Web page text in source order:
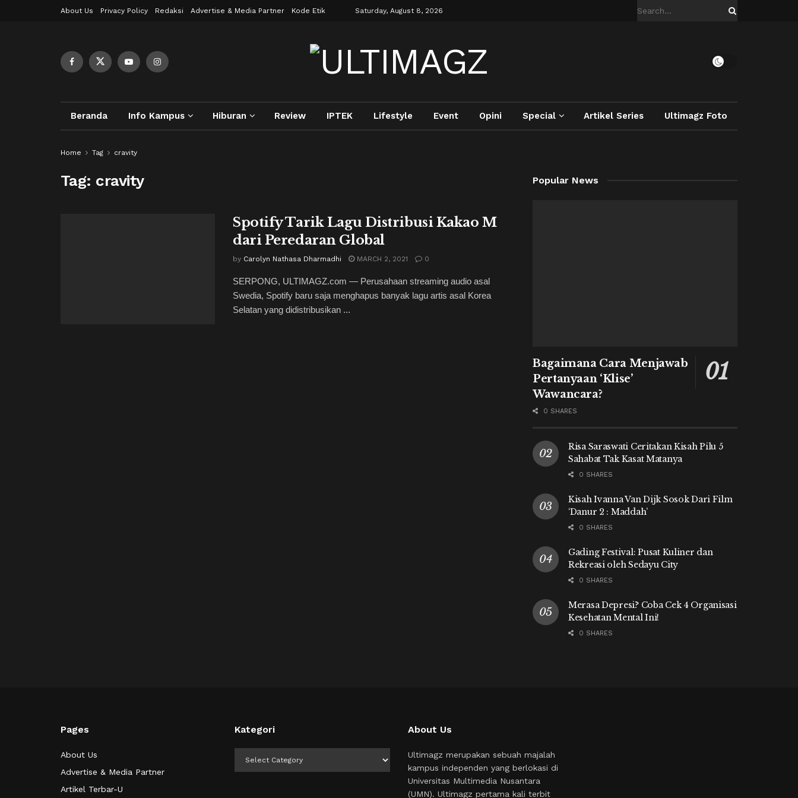
About Us Privacy Policy Redaksi Advertise & Media Partner Kode Etik Saturday, August 8, 2026
Beranda Info Kampus Hiburan Review IPTEK Lifestyle Event Opini Special Artikel Series Ultimagz Foto
Home Tag cravity
Tag: cravity
Spotify Tarik Lagu Distribusi Kakao M
dari Peredaran Global
by Carolyn Nathasa Dharmadhi MARCH 2, 2021 0
SERPONG, ULTIMAGZ.com — Perusahaan streaming audio asal
Swedia, Spotify baru saja menghapus banyak lagu artis asal Korea
Selatan yang didistribusikan ...
Popular News
Bagaimana Cara Menjawab
Pertanyaan ‘Klise’
Wawancara?
0 SHARES
Risa Saraswati Ceritakan Kisah Pilu 5
Sahabat Tak Kasat Matanya
0 SHARES
Kisah Ivanna Van Dijk Sosok Dari Film
‘Danur 2 : Maddah’
0 SHARES
Gading Festival: Pusat Kuliner dan
Rekreasi oleh Sedayu City
0 SHARES
Merasa Depresi? Coba Cek 4 Organisasi
Kesehatan Mental Ini!
0 SHARES
Pages
About Us
Advertise & Media Partner
Artikel Terbar-U
Kategori About Us
Ultimagz merupakan sebuah majalah
kampus independen yang berlokasi di
Universitas Multimedia Nusantara
(UMN). Ultimagz pertama kali terbit